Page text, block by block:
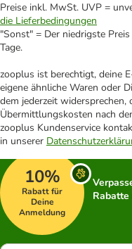
Preise inkl. MwSt. UVP =
die Lieferbedingungen
"Sonst" = Der niedrigste
Tage.
zooplus ist berechtigt, deine
eigene ähnliche Waren oder
dem jederzeit
Übermittlungskosten nach
zooplus Kundenservice
in unserer
10%
Rabatt für
Deine
Anmeldung
Rabatte